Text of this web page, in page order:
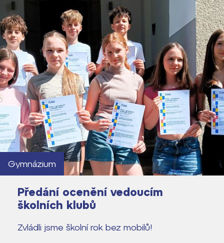
Gymnázium
Předání ocenění vedoucím
školních klubů
Zvládli jsme školní rok bez mobilů!